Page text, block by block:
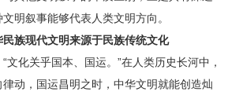
明叙事能够代表人类文明方向。
族现代文明来源于民族传统文化
化关乎国本、国运。”在人类历史长河中，
动，国运昌明之时，中华文明就能创造灿